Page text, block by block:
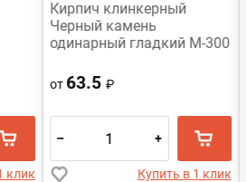
клик
Кирпич клинкерный
Черный камень
одинарный гладкий М-300
от 63.5₽
– +
Купить в 1 клик